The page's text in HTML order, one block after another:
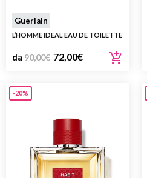
Guerlain
L’HOMME IDEAL EAU DE TOILETTE
da 90,00€ 72,00€
-20%